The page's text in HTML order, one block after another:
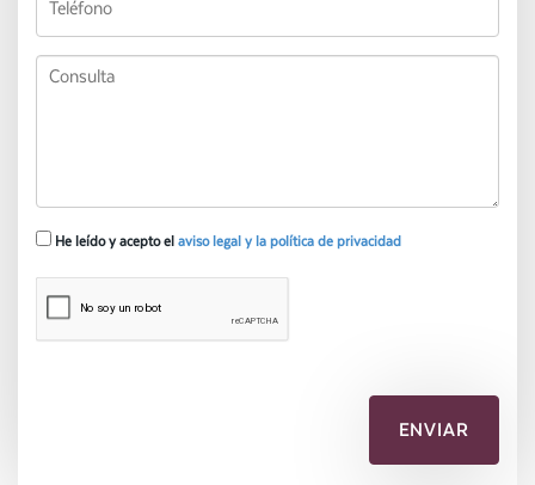
He leído y acepto el aviso legal y la política de privacidad